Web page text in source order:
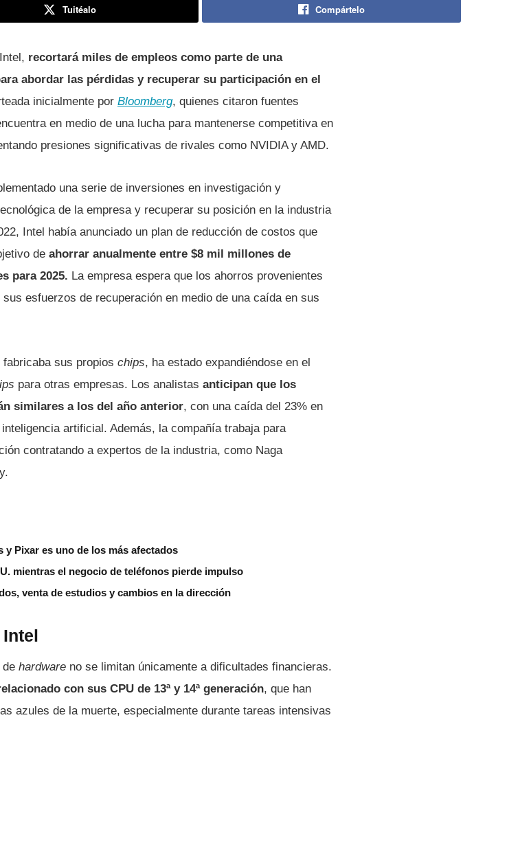
Tuitéalo Compártelo
recortará miles de empleos como parte de una
abordar las pérdidas y recuperar su participación en el
inicialmente por Bloomberg, quienes citaron fuentes
en medio de una lucha para mantenerse competitiva en
presiones significativas de rivales como NVIDIA y AMD.
una serie de inversiones en investigación y
de la empresa y recuperar su posición en la industria
Intel había anunciado un plan de reducción de costos que
de ahorrar anualmente entre $8 mil millones de
para 2025. La empresa espera que los ahorros provenientes
esfuerzos de recuperación en medio de una caída en sus
sus propios chips, ha estado expandiéndose en el
para otras empresas. Los analistas anticipan que los
similares a los del año anterior, con una caída del 23% en
artificial. Además, la compañía trabaja para
contratando a expertos de la industria, como Naga
Pixar es uno de los más afectados
mientras el negocio de teléfonos pierde impulso
venta de estudios y cambios en la dirección
de hardware no se limitan únicamente a dificultades financieras.
con sus CPU de 13ª y 14ª generación, que han
azules de la muerte, especialmente durante tareas intensivas